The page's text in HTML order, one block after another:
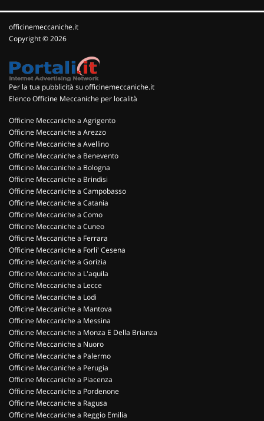
officinemeccaniche.it
Copyright © 2026
Per la tua pubblicità su officinemeccaniche.it
Elenco Officine Meccaniche per località
Officine Meccaniche a Agrigento
Officine Meccaniche a Arezzo
Officine Meccaniche a Avellino
Officine Meccaniche a Benevento
Officine Meccaniche a Bologna
Officine Meccaniche a Brindisi
Officine Meccaniche a Campobasso
Officine Meccaniche a Catania
Officine Meccaniche a Como
Officine Meccaniche a Cuneo
Officine Meccaniche a Ferrara
Officine Meccaniche a Forli' Cesena
Officine Meccaniche a Gorizia
Officine Meccaniche a L'aquila
Officine Meccaniche a Lecce
Officine Meccaniche a Lodi
Officine Meccaniche a Mantova
Officine Meccaniche a Messina
Officine Meccaniche a Monza E Della Brianza
Officine Meccaniche a Nuoro
Officine Meccaniche a Palermo
Officine Meccaniche a Perugia
Officine Meccaniche a Piacenza
Officine Meccaniche a Pordenone
Officine Meccaniche a Ragusa
Officine Meccaniche a Reggio Emilia